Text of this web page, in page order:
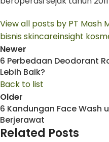
View all posts by PT Mash
bisnis skincareinsight
Newer
6 Perbedaan Deodorant
Lebih Baik?
Back to list
Older
6 Kandungan Face Wash
Berjerawat
Related Posts